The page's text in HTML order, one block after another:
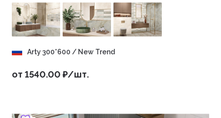
Arty 300*600 / New Trend
от 1540.00 ₽/шт.